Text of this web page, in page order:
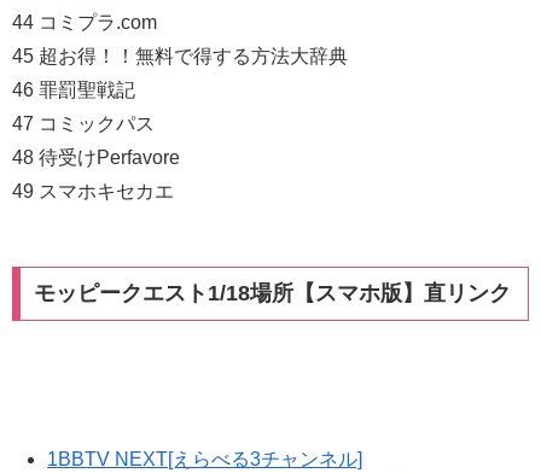
44 コミプラ.com
45 超お得！！無料で得する方法大辞典
46 罪罰聖戦記
47 コミックパス
48 待受けPerfavore
49 スマホキセカエ
モッピークエスト1/18場所【スマホ版】直リンク
1BBTV NEXT[えらべる3チャンネル]